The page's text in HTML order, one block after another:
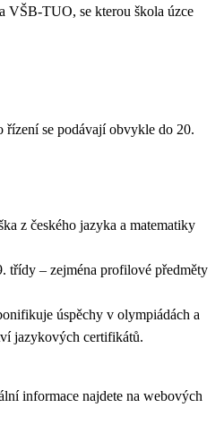
VŠB-TUO, se kterou škola úzce
se podávají obvykle do 20.
z českého jazyka a matematiky
třídy – zejména profilové předměty
úspěchy v olympiádách a
jazykových certifikátů.
informace najdete na webových